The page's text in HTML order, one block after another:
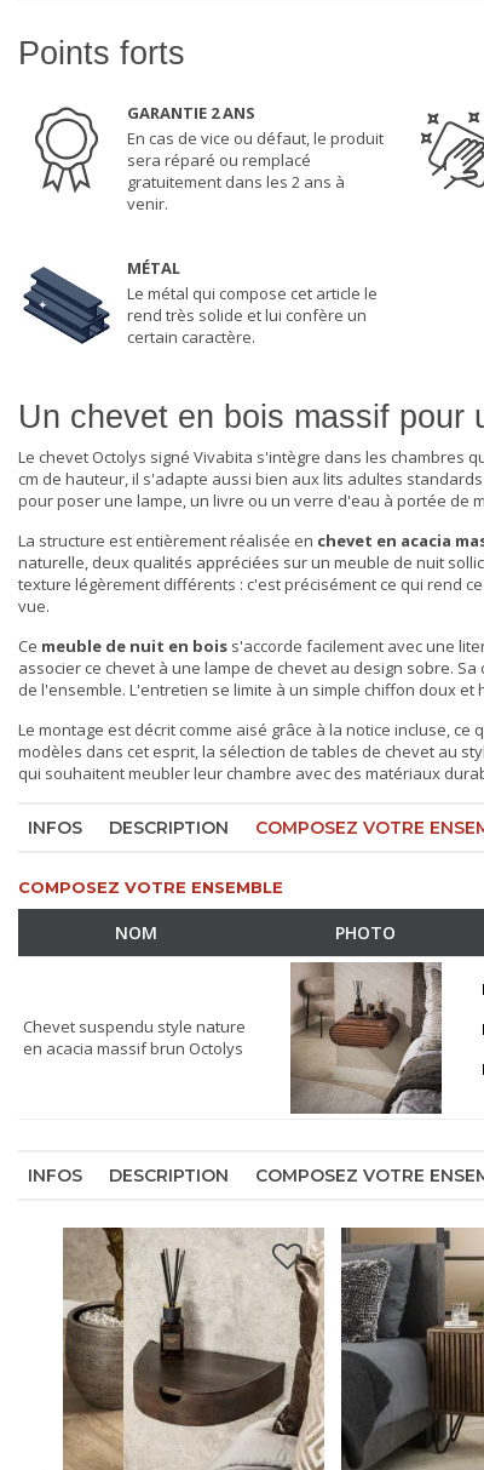
Points forts
GARANTIE 2 ANS
En cas de vice ou défaut, le produit
sera réparé ou remplacé
gratuitement dans les 2 ans à
venir.
MÉTAL
Le métal qui compose cet article le
rend très solide et lui confère un
certain caractère.
Un chevet en bois massif pour
Le chevet Octolys signé Vivabita s'intègre dans les chambres
cm de hauteur, il s'adapte aussi bien aux lits adultes
pour poser une lampe, un livre ou un verre d'eau à portée de
La structure est entièrement réalisée en chevet en acacia
naturelle, deux qualités appréciées sur un meuble de nuit
texture légèrement différents : c'est précisément ce qui rend
vue.
Ce meuble de nuit en bois s'accorde facilement avec une
associer ce chevet à une lampe de chevet au design sobre.
de l'ensemble. L'entretien se limite à un simple chiffon doux et
Le montage est décrit comme aisé grâce à la notice incluse,
modèles dans cet esprit, la sélection de tables de chevet au
qui souhaitent meubler leur chambre avec des matériaux
INFOS DESCRIPTION COMPOSEZ VOTRE
COMPOSEZ VOTRE ENSEMBLE
NOM PHOTO
Chevet suspendu style nature
en acacia massif brun Octolys
INFOS DESCRIPTION COMPOSEZ VOTRE